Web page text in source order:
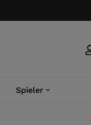
Spieler